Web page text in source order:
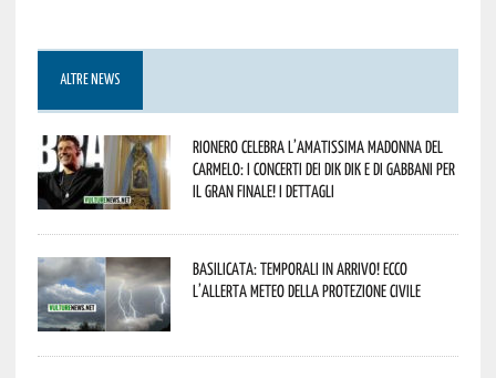
ALTRE NEWS
Rionero celebra l’amatissima Madonna del
Carmelo: i concerti dei DIK DIK e di Gabbani per
il gran finale! I dettagli
Basilicata: temporali in arrivo! Ecco
l’allerta meteo della Protezione civile